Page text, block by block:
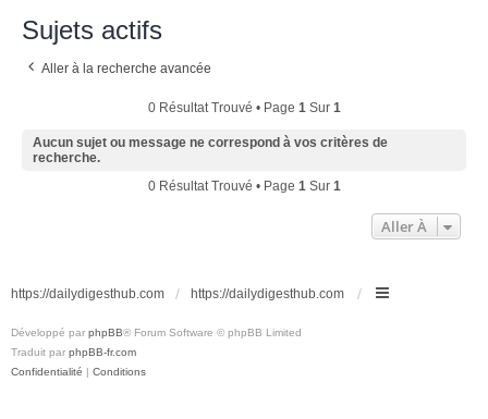
Sujets actifs
Aller à la recherche avancée
0 Résultat Trouvé • Page 1Sur 1
Aucun sujet ou message ne correspond à vos critères de
recherche.
0 Résultat Trouvé • Page 1Sur 1
Aller À
https://dailydigesthub.com https://dailydigesthub.com
Développé par phpBB® Forum Software © phpBB Limited
Traduit par phpBB-fr.com
Confidentialité | Conditions